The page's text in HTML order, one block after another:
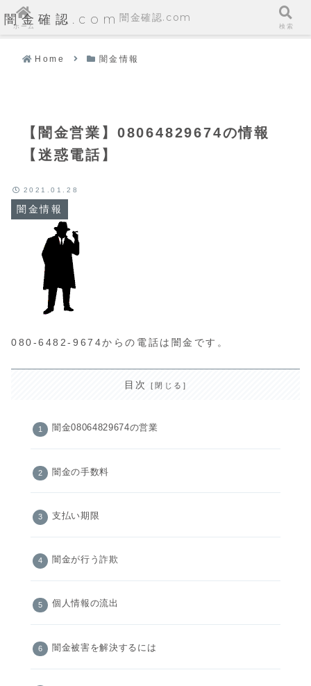
闇金確認.com
Home 闇金情報
【闇金営業】08064829674の情報
【迷惑電話】
闇金情報
2021.01.28
080-6482-9674からの電話は闇金です。
目次
闇金08064829674の営業
闇金の手数料
支払い期限
闇金が行う詐欺
個人情報の流出
闇金被害を解決するには
ホーム
闇金確認.com
検索